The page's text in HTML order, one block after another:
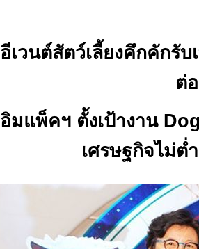
อีเวนต์สัตว์เลี้ยงคึกคักรับ
ต่
อิมแพ็คฯ ตั้งเป้างาน
เศรษฐกิจไม่ต่